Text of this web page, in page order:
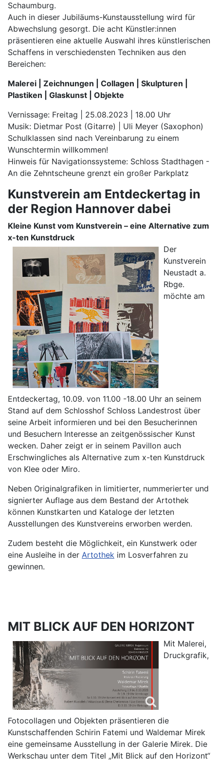
Schaumburg.
Auch in dieser Jubiläums-Kunstausstellung wird für
Abwechslung gesorgt. Die acht Künstler:innen
präsentieren eine aktuelle Auswahl ihres künstlerischen
Schaffens in verschiedensten Techniken aus den
Bereichen:
Malerei | Zeichnungen | Collagen | Skulpturen |
Plastiken | Glaskunst | Objekte
Vernissage: Freitag | 25.08.2023 | 18.00 Uhr
Musik: Dietmar Post (Gitarre) | Uli Meyer (Saxophon)
Schulklassen sind nach Vereinbarung zu einem
Wunschtermin willkommen!
Hinweis für Navigationssysteme: Schloss Stadthagen -
An die Zehntscheune grenzt ein großer Parkplatz
Kunstverein am Entdeckertag in
der Region Hannover dabei
Kleine Kunst vom Kunstverein – eine Alternative zum
x-ten Kunstdruck
Der
Kunstverein
Neustadt a.
Rbge.
möchte am
Entdeckertag, 10.09. von 11.00 -18.00 Uhr an seinem
Stand auf dem Schlosshof Schloss Landestrost über
seine Arbeit informieren und bei den Besucherinnen
und Besuchern Interesse an zeitgenössischer Kunst
wecken. Daher zeigt er in seinem Pavillon auch
Erschwingliches als Alternative zum x-ten Kunstdruck
von Klee oder Miro.
Neben Originalgrafiken in limitierter, nummerierter und
signierter Auflage aus dem Bestand der Artothek
können Kunstkarten und Kataloge der letzten
Ausstellungen des Kunstvereins erworben werden.
Zudem besteht die Möglichkeit, ein Kunstwerk oder
eine Ausleihe in der Artothek im Losverfahren zu
gewinnen.
MIT BLICK AUF DEN HORIZONT
Mit Malerei,
Druckgrafik,
Fotocollagen und Objekten präsentieren die
Kunstschaffenden Schirin Fatemi und Waldemar Mirek
eine gemeinsame Ausstellung in der Galerie Mirek. Die
Werkschau unter dem Titel „Mit Blick auf den Horizont“